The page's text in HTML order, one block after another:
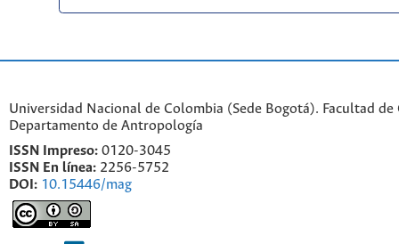
Universidad Nacional de Colombia (Sede Bogotá). Facultad de
Departamento de Antropología
ISSN Impreso: 0120-3045
ISSN En línea: 2256-5752
DOI: 10.15446/mag